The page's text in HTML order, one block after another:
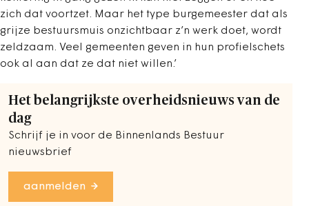
zich dat voortzet. Maar het type burgemeester dat als
grijze bestuursmuis onzichtbaar z’n werk doet, wordt
zeldzaam. Veel gemeenten geven in hun profielschets
ook al aan dat ze dat niet willen.’
Het belangrijkste overheidsnieuws van de
dag
Schrijf je in voor de Binnenlands Bestuur
nieuwsbrief
aanmelden